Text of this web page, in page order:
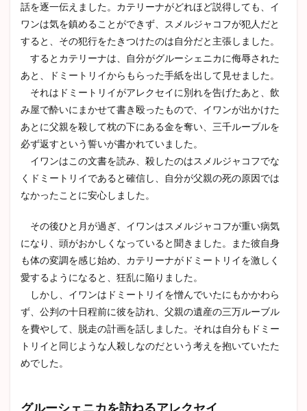
話を逐一伝えました。カテリーナがどれほど説得しても、イ
ワンは気を鎮めることができず、スメルジャコフが犯人だと
すると、その犯行をたきつけたのは自分だと主張しました。
するとカテリーナは、自分がグルーシェニカに侮辱された
あと、ドミートリイからもらった手紙を出して見せました。
それはドミートリイがアレクセイに別れを告げたあと、飲
み屋で酔いにまかせて書き殴ったもので、イワンが出かけた
あとに父親を殺して枕の下にある金を奪い、三千ルーブルを
必ず返すという誓いが書かれていました。
イワンはこの文書を読み、殺したのはスメルジャコフでな
くドミートリイであると確信し、自分が父親の死の原因では
なかったことに安心しました。
その後ひと月が過ぎ、イワンはスメルジャコフが重い病気
になり、頭がおかしくなっていると聞きました。また彼自身
も体の変調を感じ始め、カテリーナがドミートリイを激しく
愛するようになると、狂乱に陥りました。
しかし、イワンはドミートリイを憎んでいたにもかかわら
ず、公判の十日程前に彼を訪れ、父親の遺産の三万ルーブル
を費やして、脱走の計画を話しました。それは自分もドミー
トリイと同じような人殺しなのだという考えを抱いていたた
めでした。
グルーシェニカを訪ねるアレクセイ